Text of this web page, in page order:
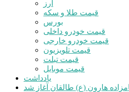
ارز
قیمت طلا و سکه
بورس
قیمت خودرو داخلی
قیمت خودرو خارجی
قیمت تلویزیون
قیمت تبلت
قیمت موبایل
یادداشت
هارون (ع) طالقان آغاز شد